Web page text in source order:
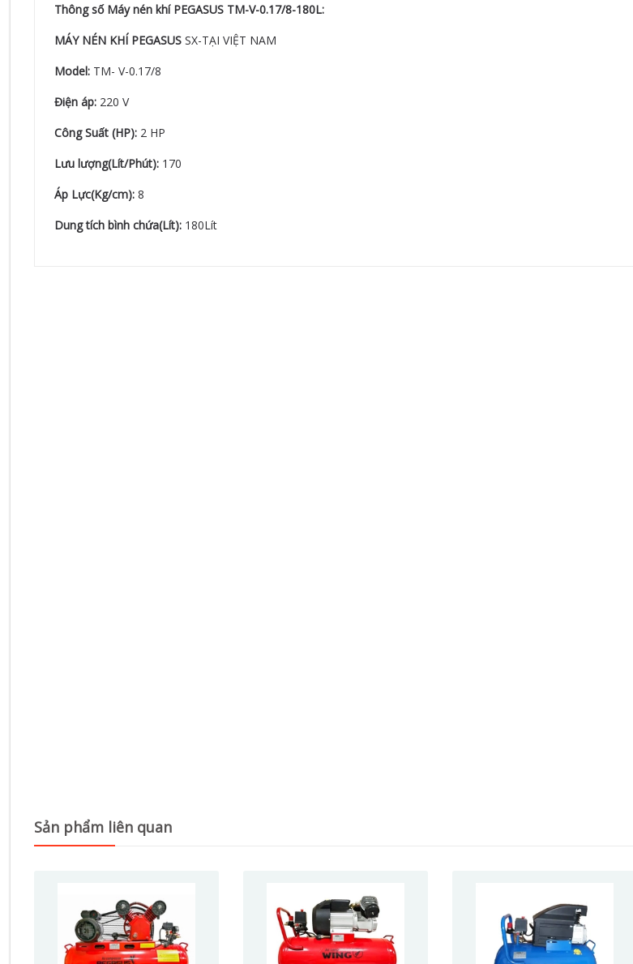
Thông số Máy nén khí PEGASUS TM-V-0.17/8-180L:
MÁY NÉN KHÍ PEGASUSSX-TẠI VIỆT NAM
Model: TM- V-0.17/8
Điện áp:220 V
Công Suất (HP): 2 HP
Lưu lượng(Lít/Phút):170
Áp Lực(Kg/cm):8
Dung tích bình chứa(Lít): 180Lít
Sản phẩm liên quan